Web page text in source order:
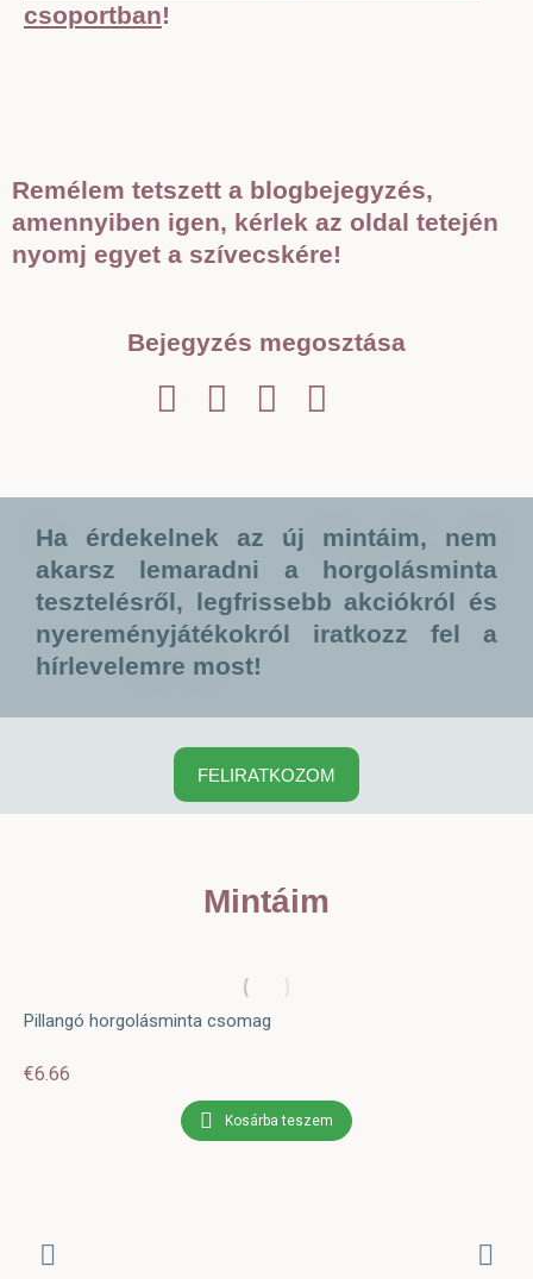
csoportban!
Remélem tetszett a blogbejegyzés,
amennyiben igen, kérlek az oldal tetején
nyomj egyet a szívecskére!
Bejegyzés megosztása
Ha érdekelnek az új mintáim, nem
akarsz lemaradni a horgolásminta
tesztelésről, legfrissebb akciókról és
nyereményjátékokról iratkozz fel a
hírlevelemre most!
FELIRATKOZOM
Mintáim
Pillangó horgolásminta csomag
€6.66
Kosárba teszem